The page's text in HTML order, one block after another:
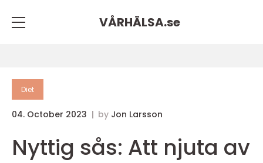
VÅRHÄLSA.se
Diet
04. October 2023 by Jon Larsson
Nyttig sås: Att njuta av